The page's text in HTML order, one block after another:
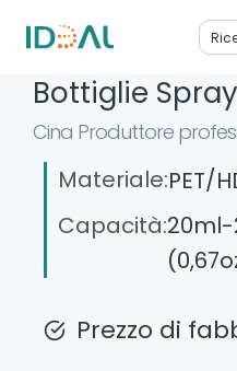
contenuto
Bottiglie
Cina Produttore
Materiale:PET/
Capacità:
Prezzo di